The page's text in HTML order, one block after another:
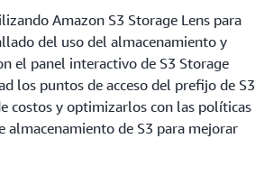
Amazon S3 Storage Lens para
del uso del almacenamiento y
el panel interactivo de S3 Storage
los puntos de acceso del prefijo de S3
costos y optimizarlos con las políticas
almacenamiento de S3 para mejorar